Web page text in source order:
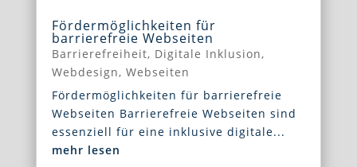
Fördermöglichkeiten für
barrierefreie Webseiten
Barrierefreiheit, Digitale Inklusion,
Webdesign, Webseiten
Fördermöglichkeiten für barrierefreie
Webseiten Barrierefreie Webseiten sind
essenziell für eine inklusive digitale...
mehr lesen